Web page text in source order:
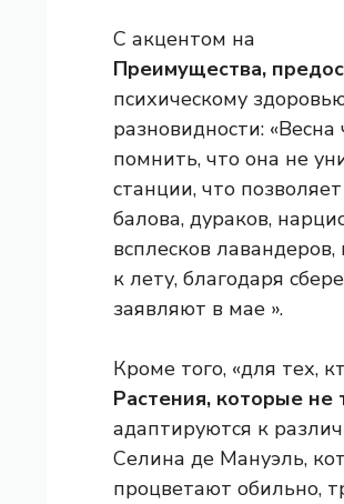
С акцентом на
Преимущества,
психическому
разновидности:
помнить, что она не
станции, что
балова, дураков,
всплесков
к лету, благодаря
заявляют в мае ».
Кроме того, «для тех,
Растения, которые не
адаптируются к
Селина де Мануэль,
процветают обильно,